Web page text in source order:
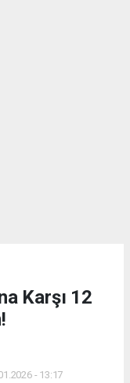
Karşı 12
- 13:17